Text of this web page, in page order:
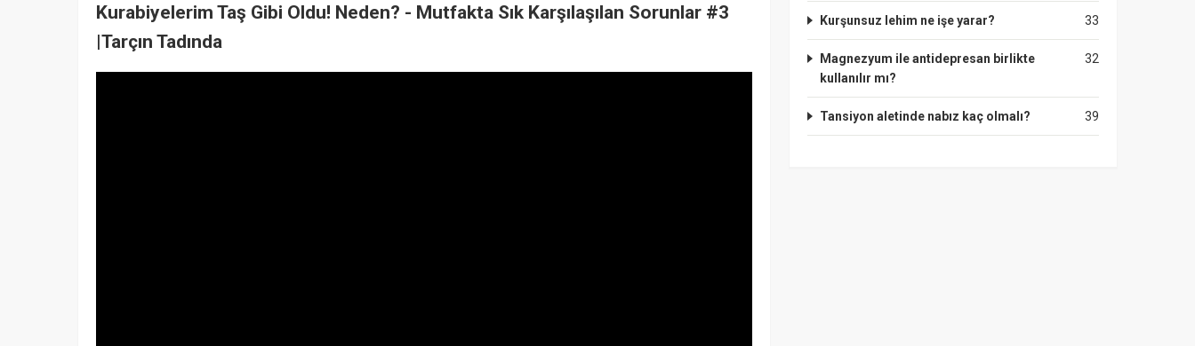
Kurabiyelerim Taş Gibi Oldu! Neden? - Mutfakta Sık Karşılaşılan Sorunlar #3
|Tarçın Tadında
33
Kurşunsuz lehim ne işe yarar?
32
Magnezyum ile antidepresan birlikte
kullanılır mı?
39
Tansiyon aletinde nabız kaç olmalı?